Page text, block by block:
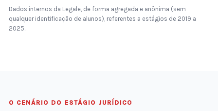
Dados internos da Legale, de forma agregada e anônima (sem
qualquer identificação de alunos), referentes a estágios de 2019 a
2025.
O CENÁRIO DO ESTÁGIO JURÍDICO